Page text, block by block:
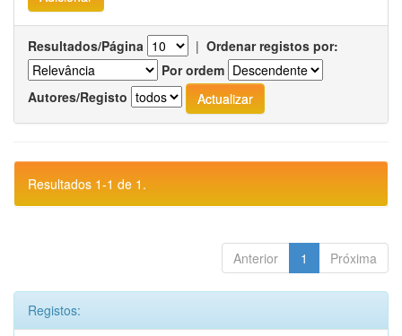
Resultados/Página | Ordenar registos por:
Por ordem
Autores/Registo
Resultados 1-1 de 1.
Anterior 1 Próxima
Registos: